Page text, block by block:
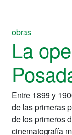
obras
La
Entre 1899 y
de las primeras
de los primeros
cinematografía